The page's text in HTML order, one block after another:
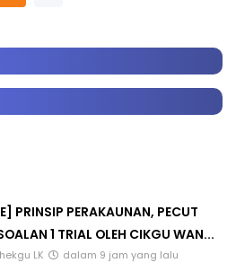
PRINSIP PERAKAUNAN, PECUT
1 TRIAL OLEH CIKGU WAN...
LK dalam 9 jam yang lalu